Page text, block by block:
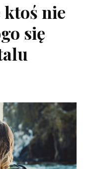
ktoś nie
się